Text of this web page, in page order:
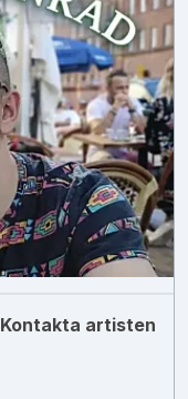
Kontakta artisten